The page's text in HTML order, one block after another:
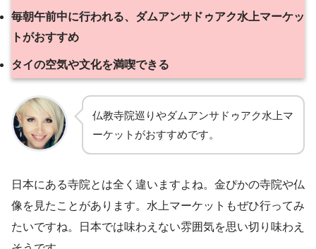
毎朝午前中に行われる、ダムアンサドゥアク水上マーケッ
トがおすすめ
タイの空気や文化を満喫できる
仏教寺院巡りやダムアンサドゥアク水上マ
ーケットがおすすめです。
日本にある寺院とは全く違いますよね。金ぴかの寺院や仏
像を見たことがあります。水上マーケットもぜひ行ってみ
たいですね。日本では味わえない雰囲気を思い切り味わえ